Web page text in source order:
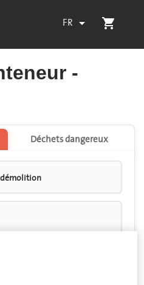
shopping_cart
FR 
-
Déchets dangereux